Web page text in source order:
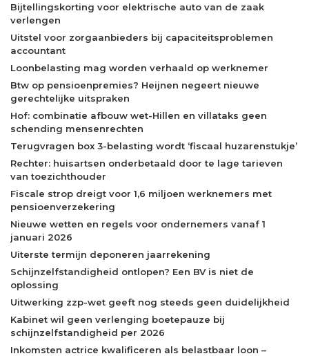
Bijtellingskorting voor elektrische auto van de zaak
verlengen
Uitstel voor zorgaanbieders bij capaciteitsproblemen
accountant
Loonbelasting mag worden verhaald op werknemer
Btw op pensioenpremies? Heijnen negeert nieuwe
gerechtelijke uitspraken
Hof: combinatie afbouw wet-Hillen en villataks geen
schending mensenrechten
Terugvragen box 3-belasting wordt ‘fiscaal huzarenstukje’
Rechter: huisartsen onderbetaald door te lage tarieven
van toezichthouder
Fiscale strop dreigt voor 1,6 miljoen werknemers met
pensioenverzekering
Nieuwe wetten en regels voor ondernemers vanaf 1
januari 2026
Uiterste termijn deponeren jaarrekening
Schijnzelfstandigheid ontlopen? Een BV is niet de
oplossing
Uitwerking zzp-wet geeft nog steeds geen duidelijkheid
Kabinet wil geen verlenging boetepauze bij
schijnzelfstandigheid per 2026
Inkomsten actrice kwalificeren als belastbaar loon –